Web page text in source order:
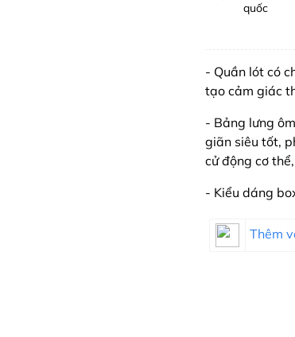
quốc
- Quần lót có
tạo cảm giác
- Bảng lưng
giãn siêu tốt,
cử động cơ
- Kiểu dáng
Thêm